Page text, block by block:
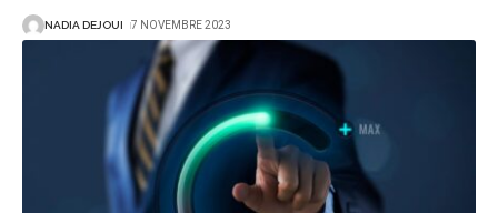
NADIA DEJOUI 7 NOVEMBRE 2023